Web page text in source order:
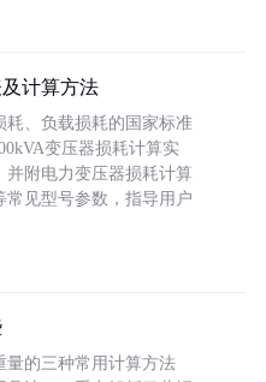
计算方法
耗、负载损耗的国家标准
变压器损耗计算实
并附电力变压器损耗计算
常见型号参数，指导用户
量的三种常用计算方法